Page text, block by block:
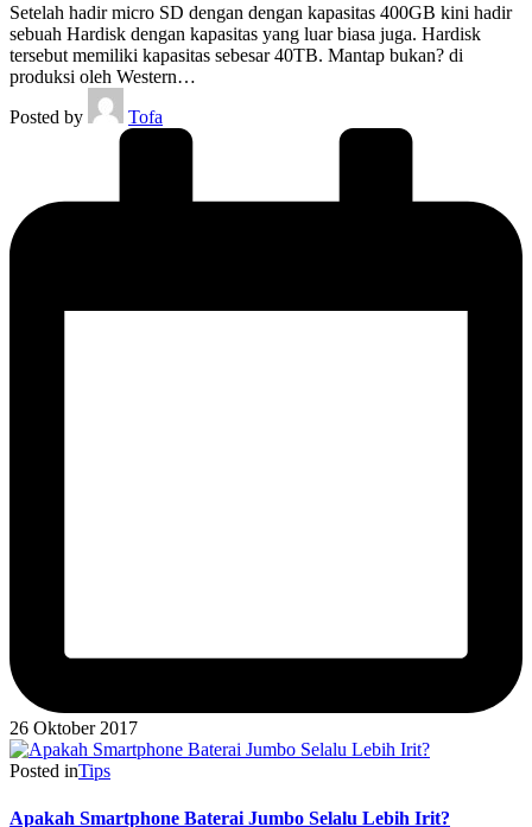
Setelah hadir micro SD dengan dengan kapasitas 400GB kini hadir
sebuah Hardisk dengan kapasitas yang luar biasa juga. Hardisk
tersebut memiliki kapasitas sebesar 40TB. Mantap bukan? di
produksi oleh Western…
Posted by
Tofa
26 Oktober 2017
Posted inTips
Apakah Smartphone Baterai Jumbo Selalu Lebih Irit?